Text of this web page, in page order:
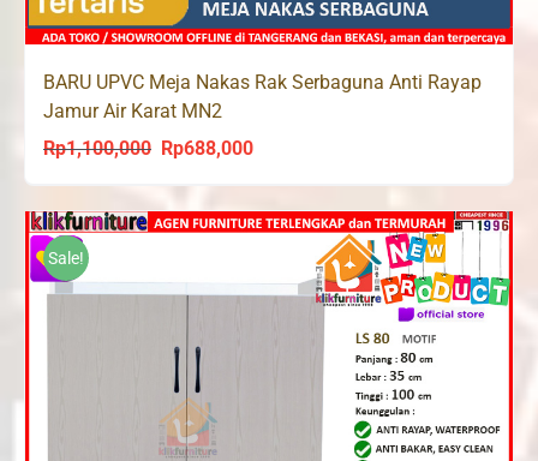
BARU UPVC Meja Nakas Rak Serbaguna Anti Rayap
Jamur Air Karat MN2
Rp1,100,000
Original
was:
Rp688,000Current
is:
Rp688,000.
Sale!